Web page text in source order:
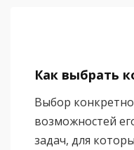
Как выбрать
Выбор
возможностей
задач, для